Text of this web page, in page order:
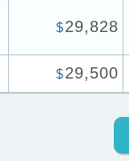
$29,828
$29,500